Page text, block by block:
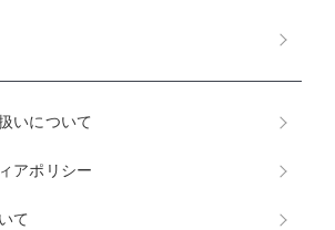
いについて
アポリシー
て